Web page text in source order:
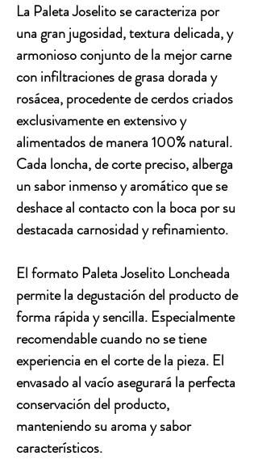
La Paleta Joselito se caracteriza por
una gran jugosidad, textura delicada, y
armonioso conjunto de la mejor carne
con infiltraciones de grasa dorada y
rosácea, procedente de cerdos criados
exclusivamente en extensivo y
alimentados de manera 100% natural.
Cada loncha, de corte preciso, alberga
un sabor inmenso y aromático que se
deshace al contacto con la boca por su
destacada carnosidad y refinamiento.
El formato Paleta Joselito Loncheada
permite la degustación del producto de
forma rápida y sencilla. Especialmente
recomendable cuando no se tiene
experiencia en el corte de la pieza. El
envasado al vacío asegurará la perfecta
conservación del producto,
manteniendo su aroma y sabor
característicos.